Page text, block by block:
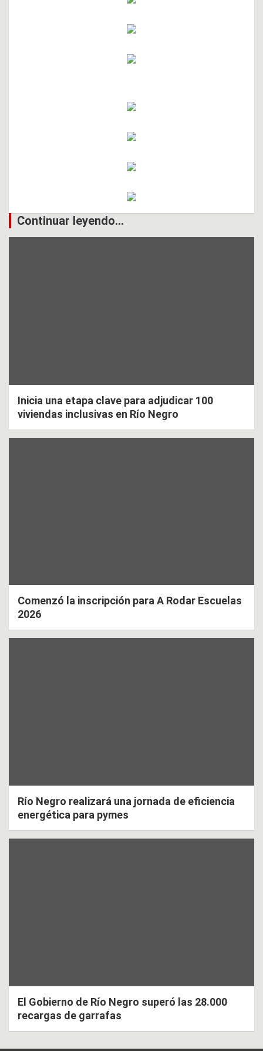
Continuar leyendo...
Inicia una etapa clave para adjudicar 100
viviendas inclusivas en Río Negro
Comenzó la inscripción para A Rodar Escuelas
2026
Río Negro realizará una jornada de eficiencia
energética para pymes
El Gobierno de Río Negro superó las 28.000
recargas de garrafas